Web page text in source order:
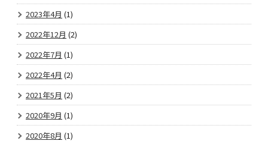
2023年4月 (1)
2022年12月 (2)
2022年7月 (1)
2022年4月 (2)
2021年5月 (2)
2020年9月 (1)
2020年8月 (1)